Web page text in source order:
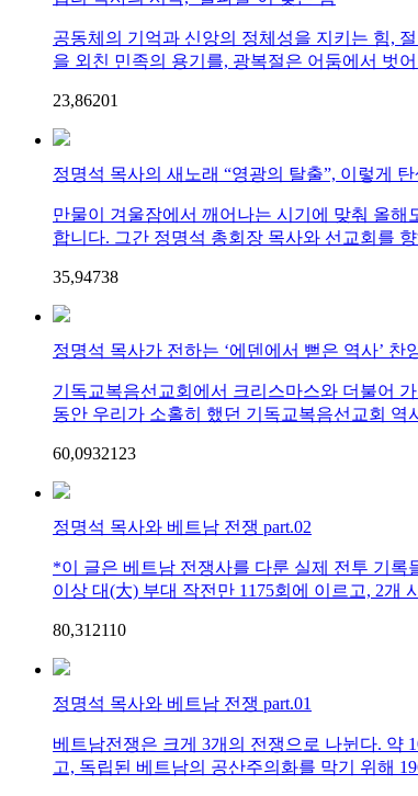
공동체의 기억과 신앙의 정체성을 지키는 힘,
을 외친 민족의 용기를, 광복절은 어둠에서 벗
23,86201
정명석 목사의 새노래 “영광의 탈출”, 이렇게
만물이 겨울잠에서 깨어나는 시기에 맞춰 올해
합니다. 그간 정명석 총회장 목사와 선교회를
35,94738
정명석 목사가 전하는 ‘에덴에서 뻗은 역사’ 찬
기독교복음선교회에서 크리스마스와 더불어
동안 우리가 소홀히 했던 기독교복음선교회 역
60,0932123
정명석 목사와 베트남 전쟁 part.02
*이 글은 베트남 전쟁사를 다룬 실제 전투 기
이상 대(大) 부대 작전만 1175회에 이르고, 2개
80,312110
정명석 목사와 베트남 전쟁 part.01
베트남전쟁은 크게 3개의 전쟁으로 나뉜다. 약
고, 독립된 베트남의 공산주의화를 막기 위해